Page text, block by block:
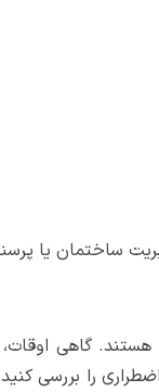
مدیریت
هستند. گاهی
را بررسی